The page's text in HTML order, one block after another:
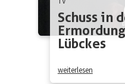
Schuss in
Lübckes
weiterlesen